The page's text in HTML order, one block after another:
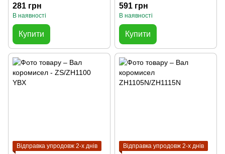
281 грн
В наявності
Купити
591 грн
В наявності
Купити
Відправка упродовж 2-х днів Відправка упродовж 2-х днів